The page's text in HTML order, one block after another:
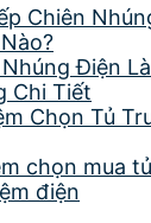
Chiên
Điện
Chi Tiết
Chọn Tủ
chọn mua
điện